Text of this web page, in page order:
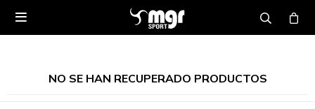

NO SE HAN RECUPERADO PRODUCTOS